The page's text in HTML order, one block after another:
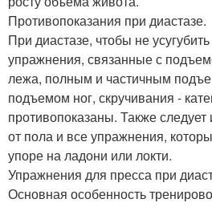
Противопоказания при диастазе.
При диастазе, чтобы не
упражнения, связанные с
лежа, полным и частичным
подъемом ног, скручивания -
противопоказаны. Также
от пола и все упражнения,
упоре на ладони или локти.
Упражнения для пресса при
Основная особенность